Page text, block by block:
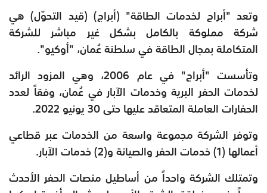
وتعد "أبراج لخدمات الطاقة" (أبراج) (قيد التحوّل) هي
شركة مملوكة بالكامل بشكل غير مباشر للشركة
المتكاملة بمجال الطاقة في سلطنة عُمان، "أوكيو".
وتأسست "أبراج" في عام 2006، وهي المزود الرائد
لخدمات الحفر البرية وخدمات الآبار في عُمان، وفقاً لعدد
الحفارات العاملة المتعاقد عليها حتى 30 يونيو 2022.
وتوفر الشركة مجموعة واسعة من الخدمات عبر قطاعي
أعمالها (1) خدمات الحفر والصيانة و(2) خدمات الآبار.
وتمتلك الشركة واحداً من أساطيل منصات الحفر الأحدث